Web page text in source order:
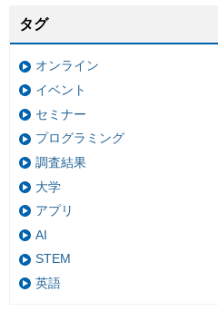
タグ
オンライン
イベント
セミナー
プログラミング
調査結果
大学
アプリ
AI
STEM
英語